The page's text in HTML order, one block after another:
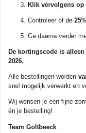
met track & trace. Elke kaart
Ontdek ons ruime aanbod en
Klik vervolgens op
Controleer of de
Ga daarna verder
De kortingscode is
2026.
Alle bestellingen worden
snel mogelijk verwerkt en
Wij wensen je een fijne
én je bestelling!
Team Goltbeeck